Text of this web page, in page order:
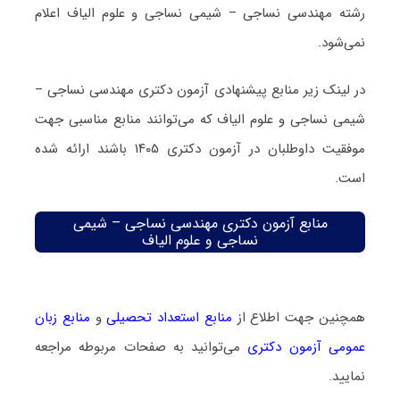
رشته مهندسی نساجی – شیمی نساجی و علوم الیاف اعلام
نمی‌شود.
در لینک زیر منابع پیشنهادی آزمون دکتری مهندسی نساجی –
شیمی نساجی و علوم الیاف که می‌توانند منابع مناسبی جهت
موفقیت داوطلبان در آزمون دکتری ۱۴۰۵ باشند ارائه شده
است.
منابع آزمون دکتری مهندسی نساجی – شیمی
نساجی و علوم الیاف
همچنین جهت اطلاع از منابع استعداد تحصیلیو منابع زبان
عمومی آزمون دکتری می‌توانید به صفحات مربوطه مراجعه
نمایید.